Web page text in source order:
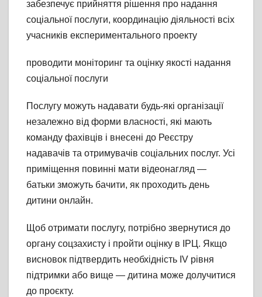
забезпечує прийняття рішення про надання
соціальної послуги, координацію діяльності всіх
учасників експериментального проекту
проводити моніторинг та оцінку якості надання
соціальної послуги
Послугу можуть надавати будь-які організації
незалежно від форми власності, які мають
команду фахівців і внесені до Реєстру
надавачів та отримувачів соціальних послуг. Усі
приміщення повинні мати відеонагляд —
батьки зможуть бачити, як проходить день
дитини онлайн.
Щоб отримати послугу, потрібно звернутися до
органу соцзахисту і пройти оцінку в ІРЦ. Якщо
висновок підтвердить необхідність IV рівня
підтримки або вище — дитина може долучитися
до проєкту.